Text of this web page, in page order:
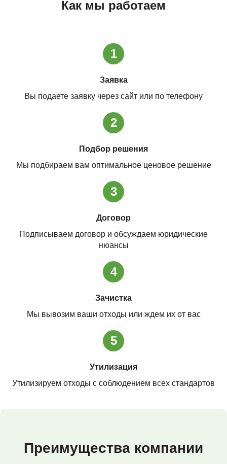
Как мы работаем
1
Заявка
Вы подаете заявку через сайт или по телефону
2
Подбор решения
Мы подбираем вам оптимальное ценовое решение
3
Договор
Подписываем договор и обсуждаем юридические
нюансы
4
Зачистка
Мы вывозим ваши отходы или ждем их от вас
5
Утилизация
Утилизируем отходы с соблюдением всех стандартов
Преимущества компании